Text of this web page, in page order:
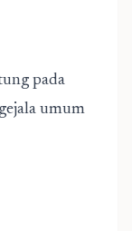
pada
umum